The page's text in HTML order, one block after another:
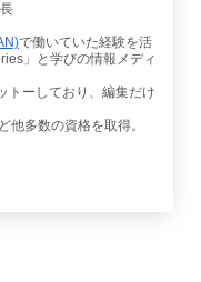
で働いていた経験を活
」と学びの情報メディ
トーしており、編集だけ
他多数の資格を取得。